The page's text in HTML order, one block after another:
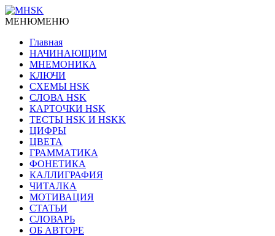
МЕНЮМЕНЮ
Главная
НАЧИНАЮЩИМ
МНЕМОНИКА
КЛЮЧИ
СХЕМЫ HSK
СЛОВА HSK
КАРТОЧКИ HSK
ТЕСТЫ HSK И HSKK
ЦИФРЫ
ЦВЕТА
ГРАММАТИКА
ФОНЕТИКА
КАЛЛИГРАФИЯ
ЧИТАЛКА
МОТИВАЦИЯ
СТАТЬИ
СЛОВАРЬ
ОБ АВТОРЕ